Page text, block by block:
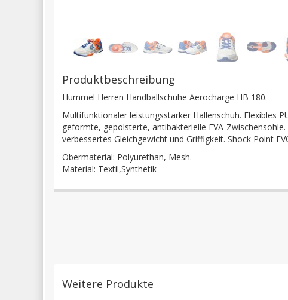
Produktbeschreibung
Hummel Herren Handballschuhe Aerocharge HB 180.
Multifunktionaler leistungsstarker Hallenschuh. Flexibles
geformte, gepolsterte, antibakterielle EVA-
verbessertes Gleichgewicht und Griffigkeit. Shock Point
Obermaterial: Polyurethan, Mesh.
Material: Textil,Synthetik
Weitere Produkte